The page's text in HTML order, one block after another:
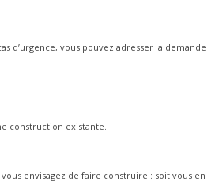
d’urgence, vous pouvez adresser la demande
construction existante.
envisagez de faire construire : soit vous en